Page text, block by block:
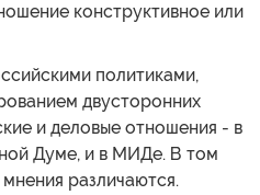
конструктивное или
политиками,
двусторонних
и деловые отношения - в
Думе, и в МИДе. В том
мнения различаются.